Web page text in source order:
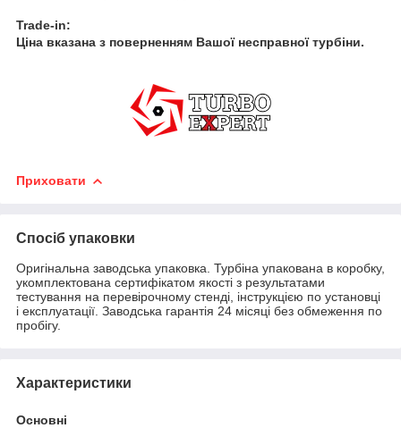
Trade-in:
Ціна вказана з поверненням Вашої несправної турбіни.
Приховати
Спосіб упаковки
Оригінальна заводська упаковка. Турбіна упакована в коробку,
укомплектована сертифікатом якості з результатами
тестування на перевірочному стенді, інструкцією по установці
і експлуатації. Заводська гарантія 24 місяці без обмеження по
пробігу.
Характеристики
Основні